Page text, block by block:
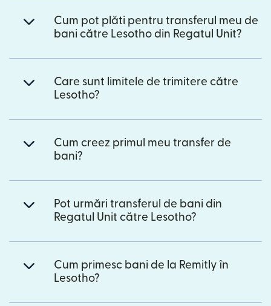
Cum pot plăti pentru transferul meu de
bani către Lesotho din Regatul Unit?
Care sunt limitele de trimitere către
Lesotho?
Cum creez primul meu transfer de
bani?
Pot urmări transferul de bani din
Regatul Unit către Lesotho?
Cum primesc bani de la Remitly în
Lesotho?